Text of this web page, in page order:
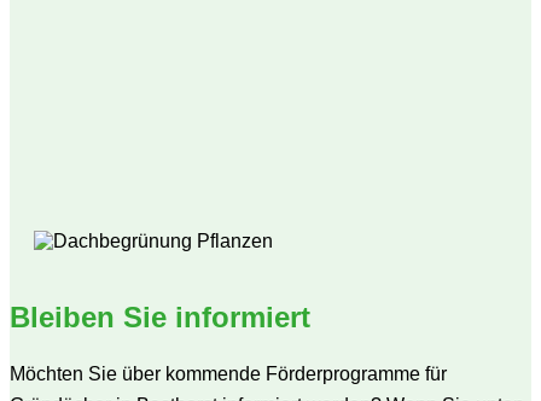
Bleiben Sie informiert
Möchten Sie über kommende Förderprogramme für